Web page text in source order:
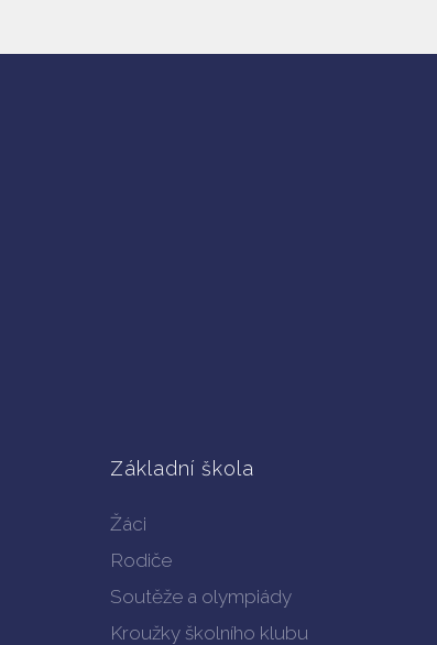
Základní škola
Žáci
Rodiče
Soutěže a olympiády
Kroužky školního klubu